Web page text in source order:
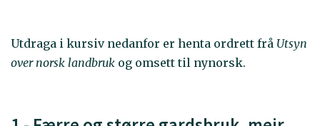
Utdraga i kursiv nedanfor er henta ordrett frå Utsyn
over norsk landbruk og omsett til nynorsk.